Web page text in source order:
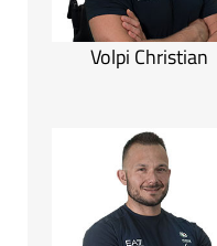
Volpi Christian